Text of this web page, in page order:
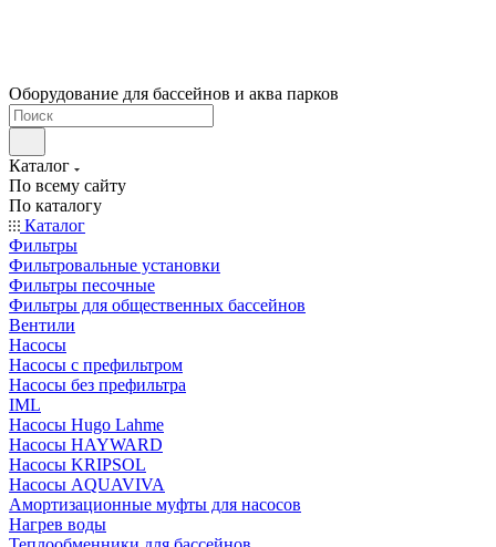
Оборудование для бассейнов и аква парков
Каталог
По всему сайту
По каталогу
Каталог
Фильтры
Фильтровальные установки
Фильтры песочные
Фильтры для общественных бассейнов
Вентили
Насосы
Насосы с префильтром
Насосы без префильтра
IML
Насосы Hugo Lahme
Насосы HAYWARD
Насосы KRIPSOL
Насосы AQUAVIVA
Амортизационные муфты для насосов
Нагрев воды